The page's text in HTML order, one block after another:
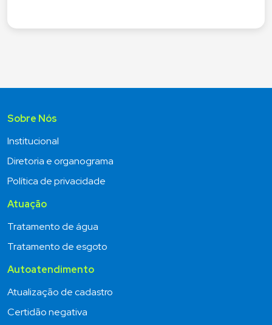
Sobre Nós
Institucional
Diretoria e organograma
Política de privacidade
Atuação
Tratamento de água
Tratamento de esgoto
Autoatendimento
Atualização de cadastro
Certidão negativa